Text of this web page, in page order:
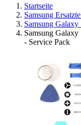
Startseite
Samsung
Samsung
Samsung
- Service Pack